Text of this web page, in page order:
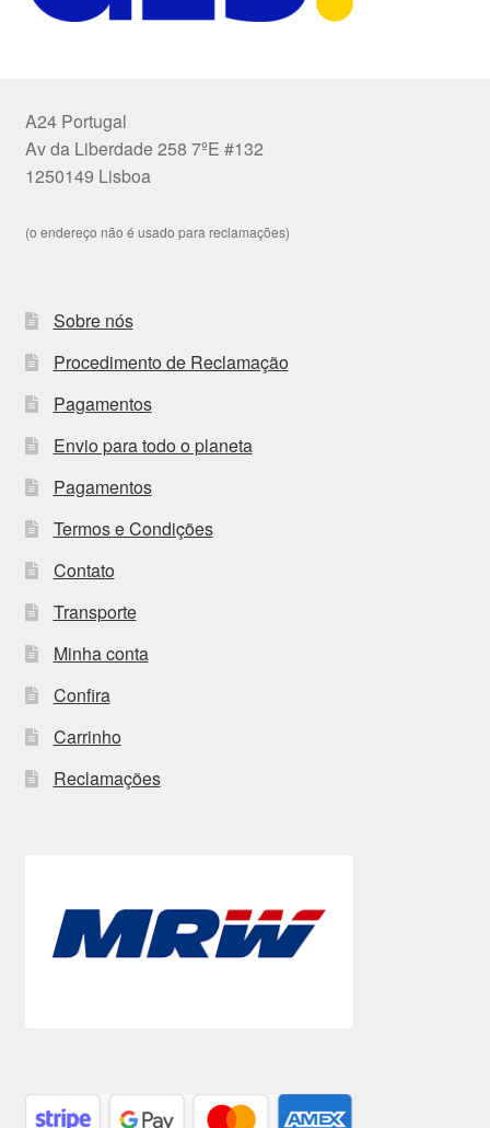
A24 Portugal
Av da Liberdade 258 7ºE #132
1250149 Lisboa
(o endereço não é usado para reclamações)
Sobre nós
Procedimento de Reclamação
Pagamentos
Envio para todo o planeta
Pagamentos
Termos e Condições
Contato
Transporte
Minha conta
Confira
Carrinho
Reclamações